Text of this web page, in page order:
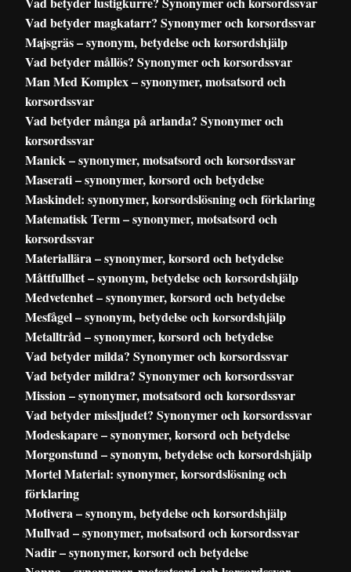
Vad betyder magkatarr? Synonymer och korsordssvar
Majsgräs – synonym, betydelse och korsordshjälp
Vad betyder mållös? Synonymer och korsordssvar
Man Med Komplex – synonymer, motsatsord och
korsordssvar
Vad betyder många på arlanda? Synonymer och
korsordssvar
Manick – synonymer, motsatsord och korsordssvar
Maserati – synonymer, korsord och betydelse
Maskindel: synonymer, korsordslösning och förklaring
Matematisk Term – synonymer, motsatsord och
korsordssvar
Materiallära – synonymer, korsord och betydelse
Måttfullhet – synonym, betydelse och korsordshjälp
Medvetenhet – synonymer, korsord och betydelse
Mesfågel – synonym, betydelse och korsordshjälp
Metalltråd – synonymer, korsord och betydelse
Vad betyder milda? Synonymer och korsordssvar
Vad betyder mildra? Synonymer och korsordssvar
Mission – synonymer, motsatsord och korsordssvar
Vad betyder missljudet? Synonymer och korsordssvar
Modeskapare – synonymer, korsord och betydelse
Morgonstund – synonym, betydelse och korsordshjälp
Mortel Material: synonymer, korsordslösning och
förklaring
Motivera – synonym, betydelse och korsordshjälp
Mullvad – synonymer, motsatsord och korsordssvar
Nadir – synonymer, korsord och betydelse